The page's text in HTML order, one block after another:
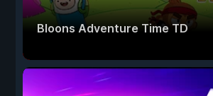
Bloons Adventure Time TD